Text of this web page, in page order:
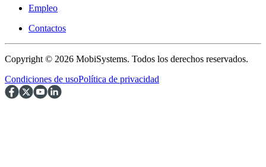
Empleo
Contactos
Copyright © 2026 MobiSystems. Todos los derechos reservados.
Condiciones de usoPolítica de privacidad